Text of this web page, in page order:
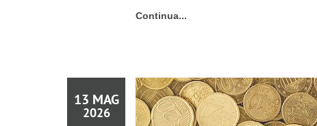
Continua...
13 MAG
2026